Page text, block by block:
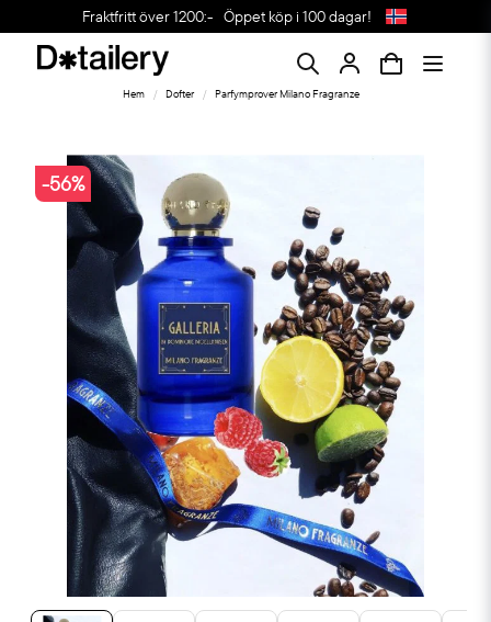
Fraktfritt över 1200:- Öppet köp i 100 dagar!
Hem Dofter Parfymprover Milano Fragranze
-56%